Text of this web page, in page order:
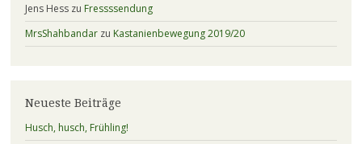
Jens Hesszu Fressssendung
MrsShahbandarzu Kastanienbewegung 2019/20
Neueste Beiträge
Husch, husch, Frühling!